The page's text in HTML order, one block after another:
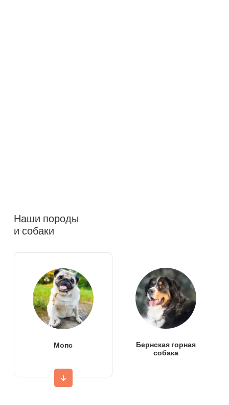
Наши породы
и собаки
Мопс
Бернская горная
собака